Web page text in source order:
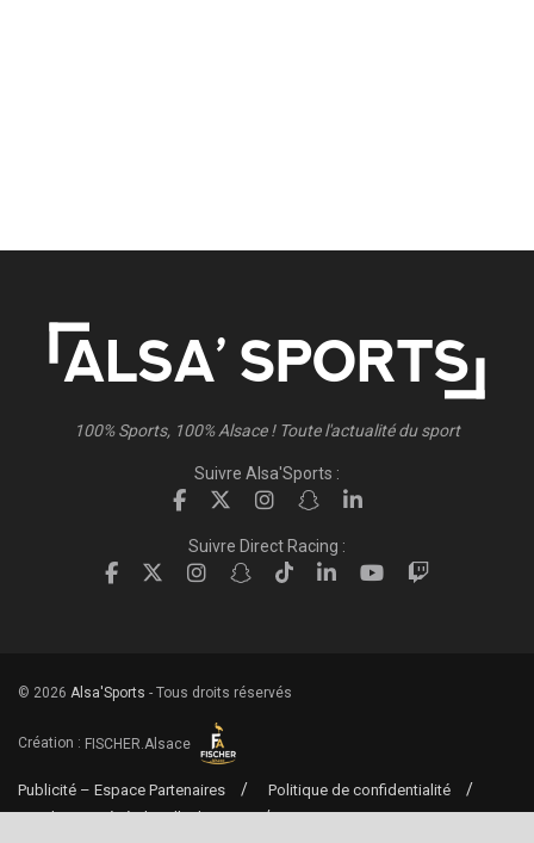
100% Sports, 100% Alsace ! Toute l'actualité du sport
Suivre Alsa'Sports :
Suivre Direct Racing :
© 2026 Alsa'Sports - Tous droits réservés
Création : FISCHER.Alsace
Publicité – Espace Partenaires
Politique de confidentialité
Conditions générales d’utilisation